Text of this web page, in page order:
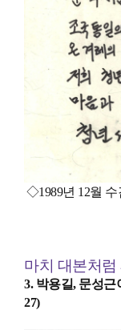
◇1989년 12월 수
마치 대본처럼
3. 박용길, 문성근
27)